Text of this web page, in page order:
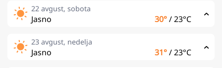
22 avgust, sobota
Jasno 30°/23°C
23 avgust, nedelja
Jasno 31°/23°C